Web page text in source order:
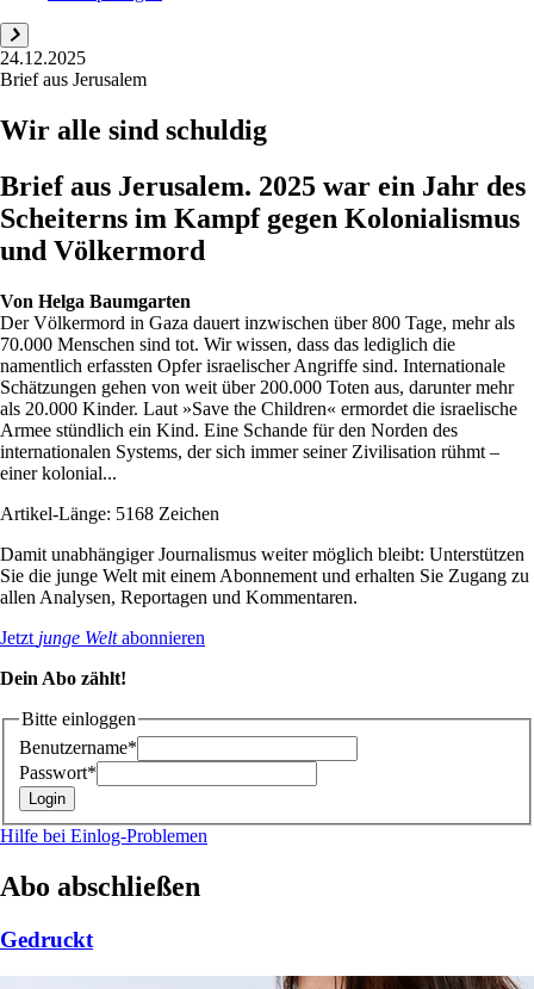
24.12.2025
Brief aus Jerusalem
Wir alle sind schuldig
Brief aus Jerusalem. 2025 war ein Jahr des
Scheiterns im Kampf gegen Kolonialismus
und Völkermord
Von Helga Baumgarten
Der Völkermord in Gaza dauert inzwischen über 800 Tage, mehr als
70.000 Menschen sind tot. Wir wissen, dass das lediglich die
namentlich erfassten Opfer israelischer Angriffe sind. Internationale
Schätzungen gehen von weit über 200.000 Toten aus, darunter mehr
als 20.000 Kinder. Laut »Save the Children« ermordet die israelische
Armee stündlich ein Kind. Eine Schande für den Norden des
internationalen Systems, der sich immer seiner Zivilisation rühmt –
einer kolonial...
Artikel-Länge: 5168 Zeichen
Damit unabhängiger Journalismus weiter möglich bleibt: Unterstützen
Sie die junge Welt mit einem Abonnement und erhalten Sie Zugang zu
allen Analysen, Reportagen und Kommentaren.
Jetzt junge Weltabonnieren
Dein Abo zählt!
Bitte einloggen
Benutzername*
Passwort*
Hilfe bei Einlog-Problemen
Abo abschließen
Gedruckt